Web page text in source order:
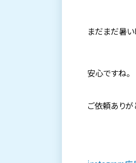
まだまだ暑
安心ですね。
ご依頼ありが